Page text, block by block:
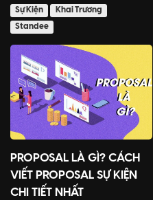
Sự Kiện
Khai Trương
Standee
PROPOSAL LÀ GÌ? CÁCH
VIẾT PROPOSAL SỰ KIỆN
CHI TIẾT NHẤT